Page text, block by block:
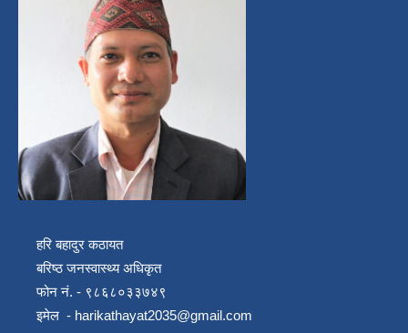
हरि बहादुर कठायत
बरिष्ठ जनस्वास्थ्य अधिकृत
फोन नं. - ९८६८०३३७४९
इमेल - harikathayat2035@gmail.com